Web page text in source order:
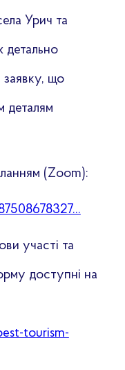
Урич та
детально
заявку, що
деталям
(Zoom):
участі та
доступні на
tourism-